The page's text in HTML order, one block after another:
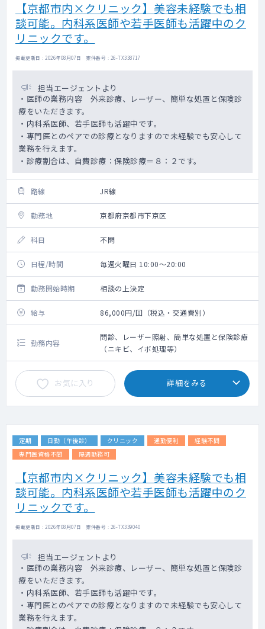
【京都市内×クリニック】美容未経験でも相
談可能。内科系医師や若手医師も活躍中のク
リニックです。
掲載更新日 : 2026年08月07日 案件番号 : 26-TX338717
担当エージェントより
・医師の業務内容 外来診療、レーザー、簡単な処置と保険診
療をいただきます。
・内科系医師、若手医師も活躍中です。
・専門医とのペアでの診療となりますので未経験でも安心して
業務を行えます。
・診療割合は、自費診療：保険診療＝８：２です。
路線 JR線
勤務地 京都府京都市下京区
科目 不問
日程/時間 毎週火曜日 10:00～20:00
勤務開始時期 相談の上決定
給与 86,000円/回（税込・交通費別）
勤務内容
問診、レーザー照射、簡単な処置と保険診療
（ニキビ、イボ処理等）
お気に入り 詳細をみる
定期 日勤（午後診） クリニック 通勤便利
経験不問
専門医資格不問
隔週勤務可
【京都市内×クリニック】美容未経験でも相
談可能。内科系医師や若手医師も活躍中のク
リニックです。
掲載更新日 : 2026年08月07日 案件番号 : 26-TX339040
担当エージェントより
・医師の業務内容 外来診療、レーザー、簡単な処置と保険診
療をいただきます。
・内科系医師、若手医師も活躍中です。
・専門医とのペアでの診療となりますので未経験でも安心して
業務を行えます。